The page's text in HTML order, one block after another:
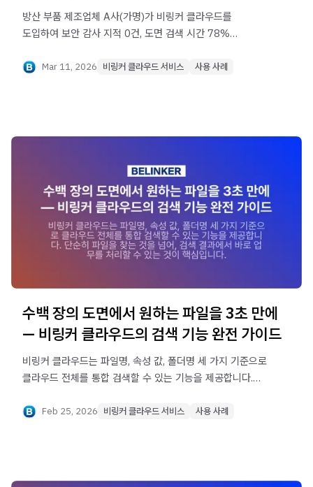
방산 부품 제조업체 A사(가명)가 비링커 클라우드를
도입하여 보안 감사 지적 0건, 도면 검색 시간 78%
Mar 11, 2026 비링커 클라우드 서비스 사용 사례
수백 장의 도면에서 원하는 파일을 3초 만에
— 비링커 클라우드의 검색 기능 완전 가이드
비링커 클라우드는 파일명, 속성 값, 폴더명 세 가지 기준으로
클라우드 전체를 통합 검색할 수 있는 기능을 제공합니다.
처리할 수 있는 것이 핵심입니다.
Feb 25, 2026 비링커 클라우드 서비스 사용 사례